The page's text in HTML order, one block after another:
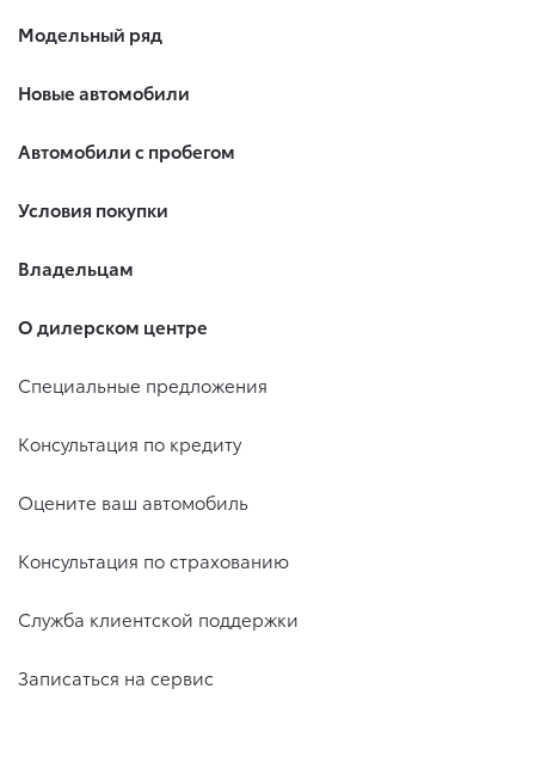
Модельный ряд
Новые автомобили
Автомобили с пробегом
Условия покупки
Владельцам
О дилерском центре
Специальные предложения
Консультация по кредиту
Оцените ваш автомобиль
Консультация по страхованию
Служба клиентской поддержки
Записаться на сервис